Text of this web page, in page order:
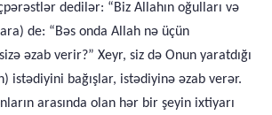
dedilər: “Biz Allahın oğulları və
de: “Bəs onda Allah nə üçün
əzab verir?” Xeyr, siz də Onun yaratdığı
istədiyini bağışlar, istədiyinə əzab verər.
arasında olan hər bir şeyin ixtiyarı